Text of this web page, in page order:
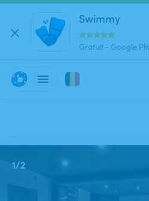
Swimmy
Gratuit - Google
Cette annonce est
1/2